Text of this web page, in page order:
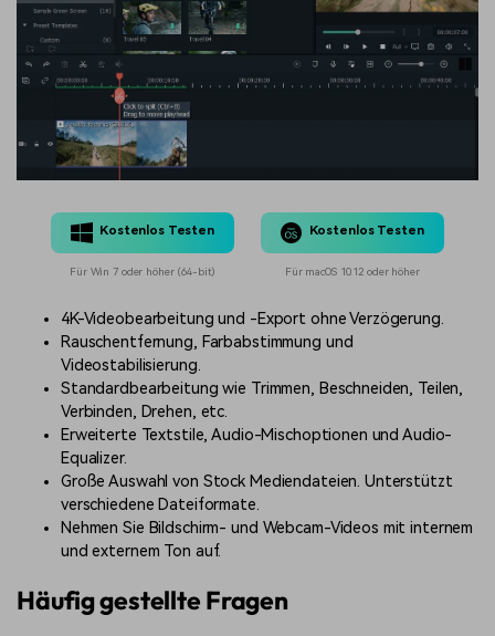
Kostenlos Testen
Für Win 7 oder höher (64-bit)
Kostenlos Testen
Für macOS 10.12 oder höher
4K-Videobearbeitung und -Export ohne Verzögerung.
Rauschentfernung, Farbabstimmung und
Videostabilisierung.
Standardbearbeitung wie Trimmen, Beschneiden, Teilen,
Verbinden, Drehen, etc.
Erweiterte Textstile, Audio-Mischoptionen und Audio-
Equalizer.
Große Auswahl von Stock Mediendateien. Unterstützt
verschiedene Dateiformate.
Nehmen Sie Bildschirm- und Webcam-Videos mit internem
und externem Ton auf.
Häufig gestellte Fragen